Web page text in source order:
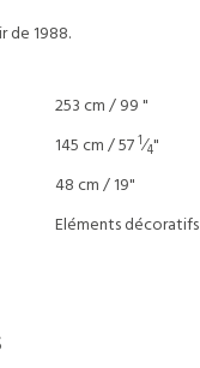
de 1988.
253 cm / 99 "
145 cm / 571⁄4"
48 cm / 19"
Eléments décoratifs